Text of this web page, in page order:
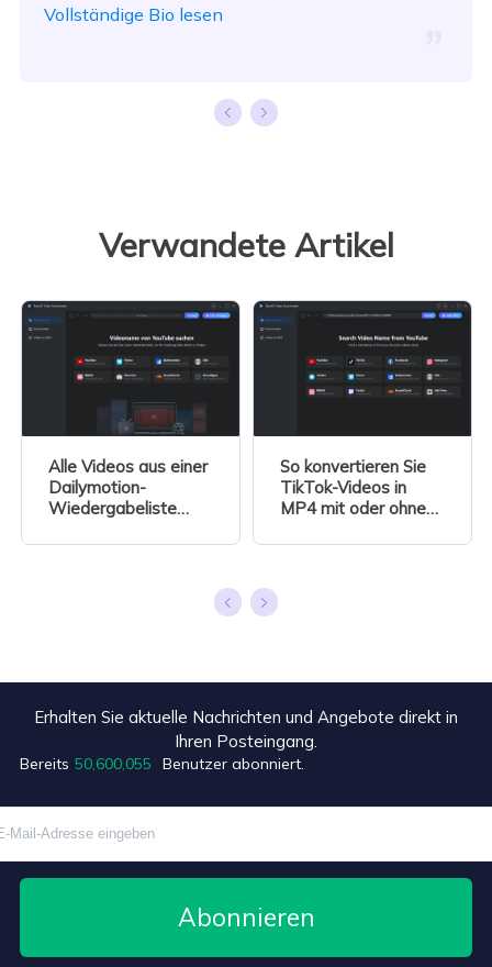
Datensicherung spezialisiert.…
Vollständige Bio lesen
Verwandete Artikel
Alle Videos aus einer
Dailymotion-
Wiedergabeliste
So konvertieren Sie
TikTok-Videos in
MP4 mit oder ohne
Erhalten Sie aktuelle Nachrichten und Angebote direkt in
Ihren Posteingang.
Bereits 50,600,055 Benutzer abonniert.
Abonnieren
+1